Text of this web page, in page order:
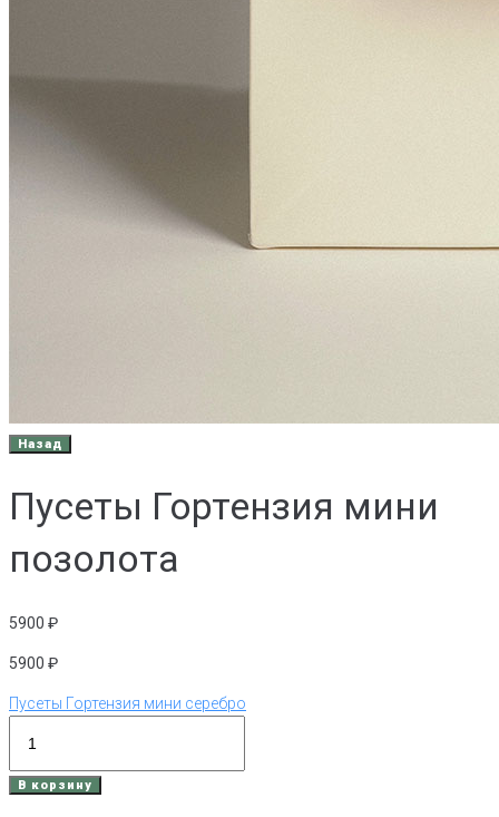
Пусеты Гортензия мини
позолота
5900 ₽
5900 ₽
Пусеты Гортензия мини серебро
товара
Пусеты
Гортензия
В корзину